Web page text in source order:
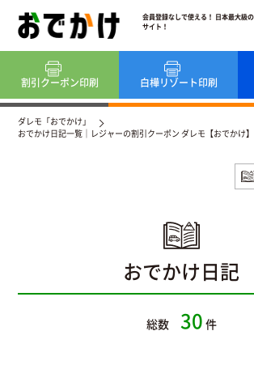
会員登録なしで使える！ 日本最大級
サイト！
割引クーポン印刷 白樺リゾート印刷
ダレモ「おでかけ」
おでかけ日記一覧｜レジャーの割引クーポン ダレモ【おでかけ】
おでかけ日記
総数 30 件